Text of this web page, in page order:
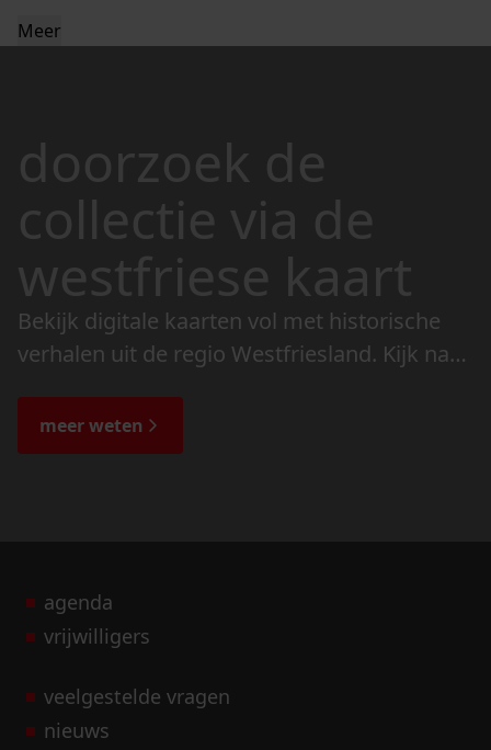
Meer
doorzoek de
collectie via de
westfriese kaart
Bekijk digitale kaarten vol met historische
verhalen uit de regio Westfriesland. Kijk naar
de bijzondere verhalen.
meer weten
agenda
vrijwilligers
veelgestelde vragen
nieuws